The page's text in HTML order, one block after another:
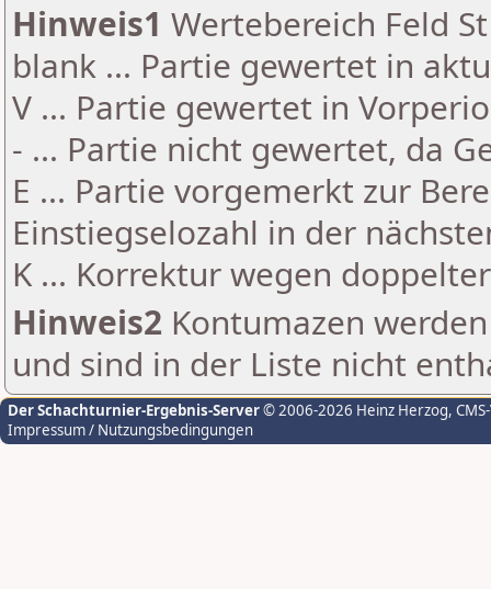
Hinweis1 Wertebereich Feld
blank ... Partie gewertet in
V ... Partie gewertet in
- ... Partie nicht gewertet, da
E ... Partie vorgemerkt zur
Einstiegselozahl in der
K ... Korrektur wegen
Hinweis2 Kontumazen
und sind in der Liste nicht
Der Schachturnier-Ergebnis-Server© 2006-2026 Heinz Herzog,
Impressum / Nutzungsbedingungen